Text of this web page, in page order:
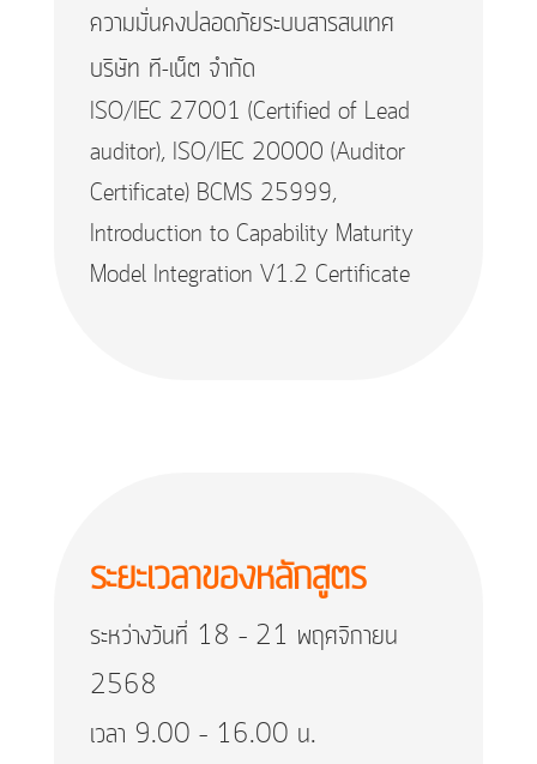
ความมั่นคงปลอดภัยระบบสารสนเทศ
บริษัท ที-เน็ต จำกัด
ISO/IEC 27001 (Certified of Lead
auditor), ISO/IEC 20000 (Auditor
Certificate) BCMS 25999,
Introduction to Capability Maturity
Model Integration V1.2 Certificate
ระยะเวลาของหลักสูตร
ระหว่างวันที่ 18 – 21 พฤศจิกายน
2568
เวลา 9.00 – 16.00 น.